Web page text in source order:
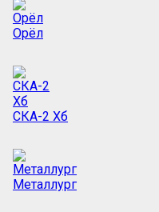
Орёл
СКА-2 Хб
Металлург